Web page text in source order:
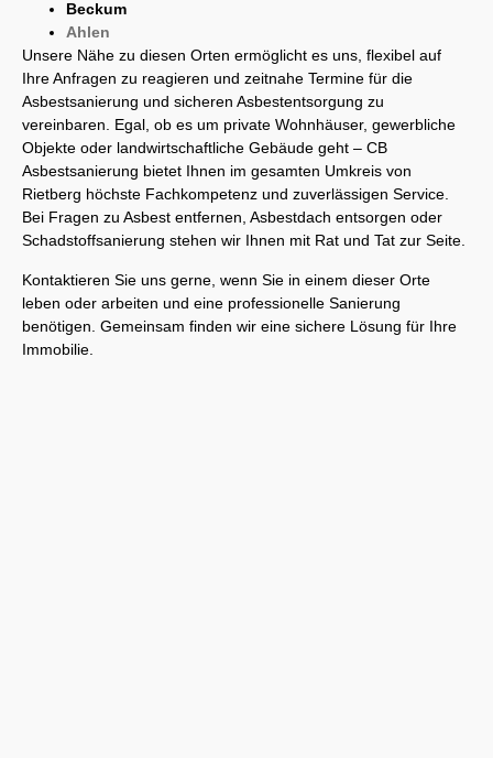
Beckum
Ahlen
Unsere Nähe zu diesen Orten ermöglicht es uns, flexibel auf
Ihre Anfragen zu reagieren und zeitnahe Termine für die
Asbestsanierung und sicheren Asbestentsorgung zu
vereinbaren. Egal, ob es um private Wohnhäuser, gewerbliche
Objekte oder landwirtschaftliche Gebäude geht – CB
Asbestsanierung bietet Ihnen im gesamten Umkreis von
Rietberg höchste Fachkompetenz und zuverlässigen Service.
Bei Fragen zu Asbest entfernen, Asbestdach entsorgen oder
Schadstoffsanierung stehen wir Ihnen mit Rat und Tat zur Seite.
Kontaktieren Sie uns gerne, wenn Sie in einem dieser Orte
leben oder arbeiten und eine professionelle Sanierung
benötigen. Gemeinsam finden wir eine sichere Lösung für Ihre
Immobilie.